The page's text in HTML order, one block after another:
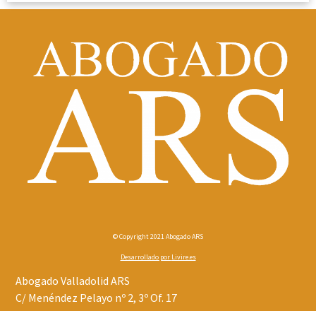
© Copyright 2021 Abogado ARS
Desarrollado por Livire.es
Abogado Valladolid ARS
C/ Menéndez Pelayo nº 2, 3º Of. 17